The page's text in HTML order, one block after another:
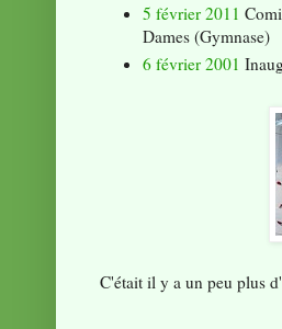
5 février 2011
Dames (Gymnase)
6 février 2001
C'était il y a un peu plus